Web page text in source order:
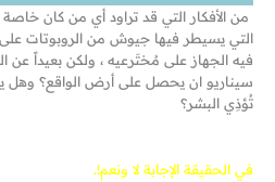
من الأفكار التي قد تراود أي من كان
التي يسيطر فيها جيوش من الروبوتات
فيه الجهاز على مُختَرعيه ، ولكن بعيداً عن
سيناريو ان يحصل على أرض الواقع؟ وهل
تُؤذِي البشر؟
في الحقيقة الإجابة لا ونعم!.